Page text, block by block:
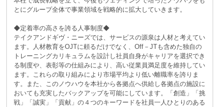
とにグループ全体で事業領域を戦略的に拡大していきます。
◆定着率の高さを誇る人事制度◆
テイクアンドギヴ・ニーズでは、サービスの源泉は人材と考えてい
ます。人材教育をOJTに頼るだけでなく、Off－JTも含めた独自の
トレーニングカリキュラムを設計し社員自身がキャリアを選択でき
る制度や、表彰等の仕組みにより、高い従業員満足度を維持してい
ます。これらの取り組みにより市場平均より低い離職率を誇りま
す。また、このノウハウを本社から各拠点へ供給し各拠点の施設に
おいても充実したバックアップを可能にしています。「創造」「挑
戦」「誠実」「貢献」の４つのキーワードを社員一人ひとりのある